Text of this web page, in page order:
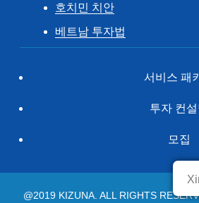
호치민 치안
베트남 투자법
서비스 패
투자 컨설
모집
@2019 KIZUNA. ALL RIGHTS